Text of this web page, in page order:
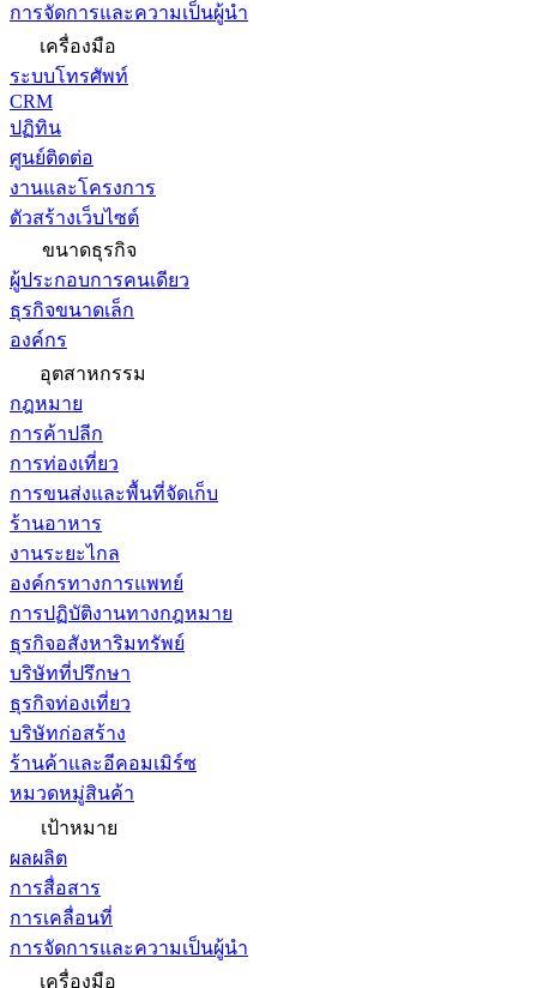
การจัดการและความเป็นผู้นำ
เครื่องมือ
ระบบโทรศัพท์
CRM
ปฏิทิน
ศูนย์ติดต่อ
งานและโครงการ
ตัวสร้างเว็บไซต์
ขนาดธุรกิจ
ผู้ประกอบการคนเดียว
ธุรกิจขนาดเล็ก
องค์กร
อุตสาหกรรม
กฎหมาย
การค้าปลีก
การท่องเที่ยว
การขนส่งและพื้นที่จัดเก็บ
ร้านอาหาร
งานระยะไกล
องค์กรทางการแพทย์
การปฏิบัติงานทางกฎหมาย
ธุรกิจอสังหาริมทรัพย์
บริษัทที่ปรึกษา
ธุรกิจท่องเที่ยว
บริษัทก่อสร้าง
ร้านค้าและอีคอมเมิร์ซ
หมวดหมู่สินค้า
เป้าหมาย
ผลผลิต
การสื่อสาร
การเคลื่อนที่
การจัดการและความเป็นผู้นำ
เครื่องมือ